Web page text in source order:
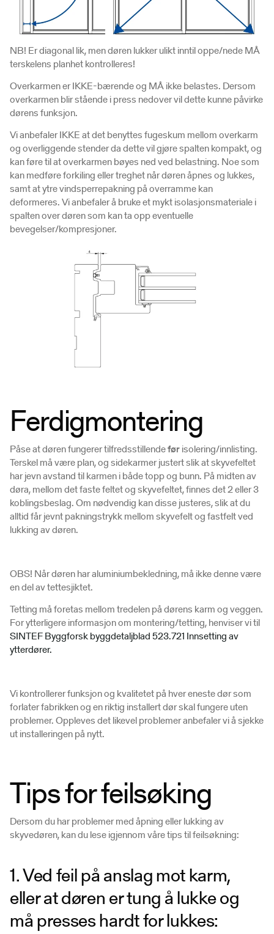
NB! Er diagonal lik, men døren lukker ulikt inntil oppe/nede MÅ
terskelens planhet kontrolleres!
Overkarmen er IKKE-bærende og MÅ ikke belastes. Dersom
overkarmen blir stående i press nedover vil dette kunne påvirke
dørens funksjon.
Vi anbefaler IKKE at det benyttes fugeskum mellom overkarm
og overliggende stender da dette vil gjøre spalten kompakt, og
kan føre til at overkarmen bøyes ned ved belastning. Noe som
kan medføre forkiling eller treghet når døren åpnes og lukkes,
samt at ytre vindsperrepakning på overramme kan
deformeres. Vi anbefaler å bruke et mykt isolasjonsmateriale i
spalten over døren som kan ta opp eventuelle
bevegelser/kompresjoner.
Ferdigmontering
Påse at døren fungerer tilfredsstillendeførisolering/innlisting.
Terskel må være plan, og sidekarmer justert slik at skyvefeltet
har jevn avstand til karmen i både topp og bunn. På midten av
døra, mellom det faste feltet og skyvefeltet, finnes det 2 eller 3
koblingsbeslag. Om nødvendig kan disse justeres, slik at du
alltid får jevnt pakningstrykk mellom skyvefelt og fastfelt ved
lukking av døren.
OBS! Når døren har aluminiumbekledning, må ikke denne være
en del av tettesjiktet.
Tetting må foretas mellom tredelen på dørens karm og veggen.
For ytterligere informasjon om montering/tetting, henviser vi til
SINTEF Byggforsk byggdetaljblad 523.721 Innsetting av
ytterdører.
Vi kontrollerer funksjon og kvalitetet på hver eneste dør som
forlater fabrikken og en riktig installert dør skal fungere uten
problemer. Oppleves det likevel problemer anbefaler vi å sjekke
ut installeringen på nytt.
Tips for feilsøking
Dersom du har problemer med åpning eller lukking av
skyvedøren, kan du lese igjennom våre tips til feilsøkning:
1. Ved feil på anslag mot karm,
eller at døren er tung å lukke og
må presses hardt for lukkes: